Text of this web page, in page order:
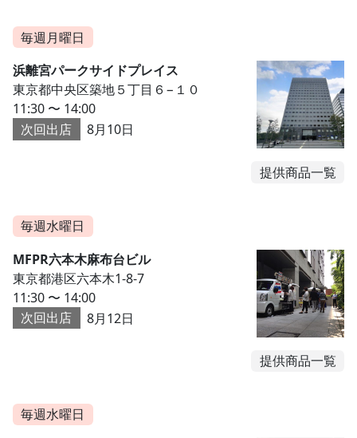
毎週月曜日
浜離宮パークサイドプレイス
東京都中央区築地５丁目６−１０
11:30 〜 14:00
次回出店
8月10日
提供商品一覧
毎週水曜日
MFPR六本木麻布台ビル
東京都港区六本木1-8-7
11:30 〜 14:00
次回出店
8月12日
提供商品一覧
毎週水曜日